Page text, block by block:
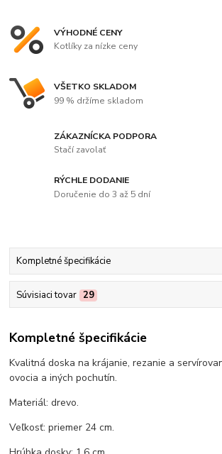
VÝHODNÉ CENY
Kotlíky za nízke ceny
VŠETKO SKLADOM
99 % držíme skladom
ZÁKAZNÍCKA PODPORA
Stačí zavolať
RÝCHLE DODANIE
Doručenie do 3 až 5 dní
Kompletné špecifikácie
Súvisiaci tovar 29
Kompletné špecifikácie
Kvalitná doska na krájanie, rezanie a
ovocia a iných pochutín.
Materiál: drevo.
Veľkosť: priemer 24 cm.